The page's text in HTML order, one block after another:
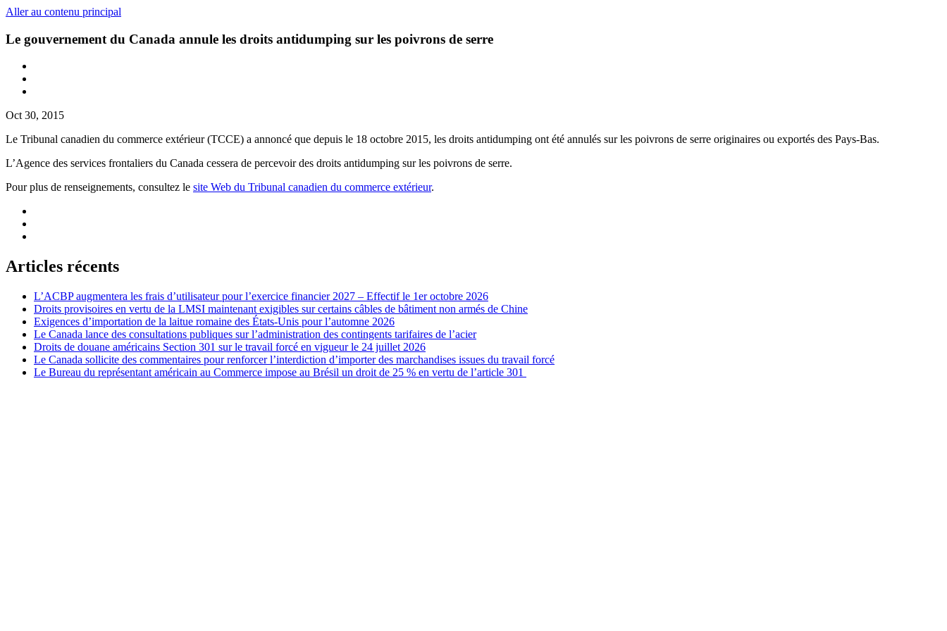
Aller au contenu principal
Le gouvernement du Canada annule les droits antidumping sur les poivrons de serre
Oct 30, 2015
Le Tribunal canadien du commerce extérieur (TCCE) a annoncé que depuis le 18 octobre 2015, les droits antidumping ont été annulés sur les poivrons de serre originaires ou exportés des Pays-Bas.
L’Agence des services frontaliers du Canada cessera de percevoir des droits antidumping sur les poivrons de serre.
Pour plus de renseignements, consultez le site Web du Tribunal canadien du commerce extérieur.
Articles récents
L’ACBP augmentera les frais d’utilisateur pour l’exercice financier 2027 – Effectif le 1er octobre 2026
Droits provisoires en vertu de la LMSI maintenant exigibles sur certains câbles de bâtiment non armés de Chine
Exigences d’importation de la laitue romaine des États-Unis pour l’automne 2026
Le Canada lance des consultations publiques sur l’administration des contingents tarifaires de l’acier
Droits de douane américains Section 301 sur le travail forcé en vigueur le 24 juillet 2026
Le Canada sollicite des commentaires pour renforcer l’interdiction d’importer des marchandises issues du travail forcé
Le Bureau du représentant américain au Commerce impose au Brésil un droit de 25 % en vertu de l’article 301